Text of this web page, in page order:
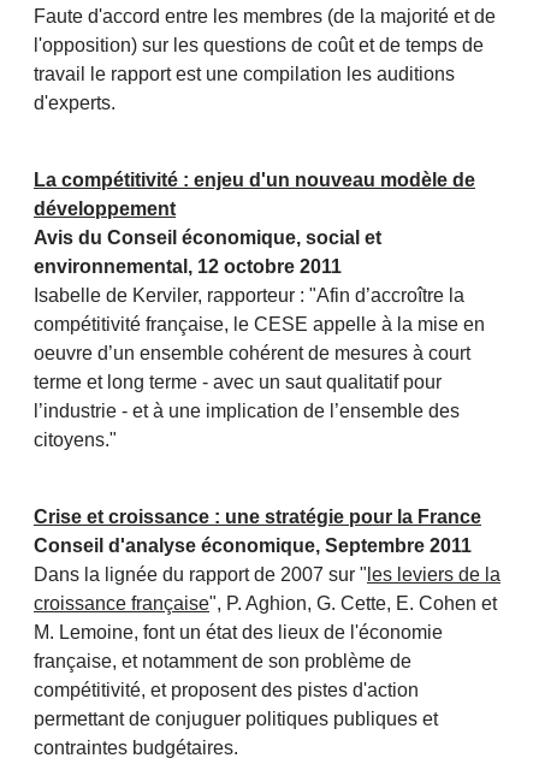
Faute d'accord entre les membres (de la majorité et de
l'opposition) sur les questions de coût et de temps de
travail le rapport est une compilation les auditions
d'experts.
La compétitivité : enjeu d'un nouveau modèle de
développement
Avis du Conseil économique, social et
environnemental, 12 octobre 2011
Isabelle de Kerviler, rapporteur : "Afin d’accroître la
compétitivité française, le CESE appelle à la mise en
oeuvre d’un ensemble cohérent de mesures à court
terme et long terme - avec un saut qualitatif pour
l’industrie - et à une implication de l’ensemble des
citoyens."
Crise et croissance : une stratégie pour la France
Conseil d'analyse économique, Septembre 2011
Dans la lignée du rapport de 2007 sur " les leviers de la
croissance française", P. Aghion, G. Cette, E. Cohen et
M. Lemoine, font un état des lieux de l'économie
française, et notamment de son problème de
compétitivité, et proposent des pistes d'action
permettant de conjuguer politiques publiques et
contraintes budgétaires.